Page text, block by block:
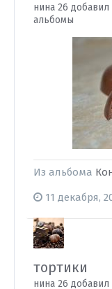
нина 26
альбомы
Из альбома
11 декабря,
тортики
нина 26